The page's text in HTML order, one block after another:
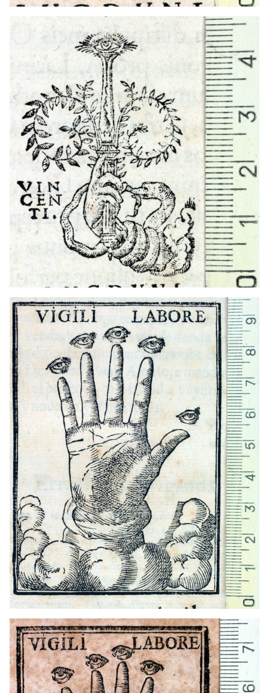
1535 - 1550 Lió (França)
1590 - 1627
Madrid (Madrid)
1602 - 1606
Valladolid (Castella i Lleó)
1590 - 1627
Madrid (Madrid)
1602 - 1606
Valladolid (Castella i Lleó)